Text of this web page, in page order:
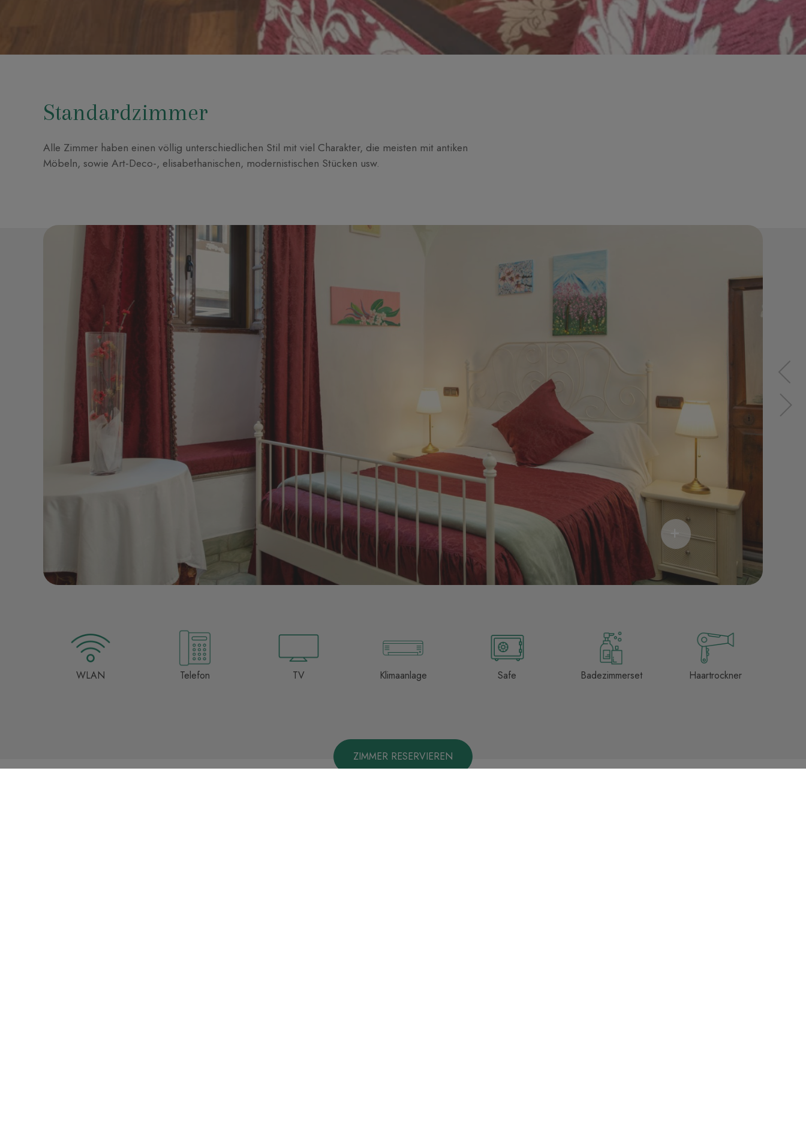
Standardzimmer
Alle Zimmer haben einen völlig unterschiedlichen Stil mit viel Charakter, die meisten mit antiken
Möbeln, sowie Art-Deco-, elisabethanischen, modernistischen Stücken usw.
WLAN Telefon TV Klimaanlage Safe Badezimmerset Haartrockner
ZIMMER RESERVIEREN